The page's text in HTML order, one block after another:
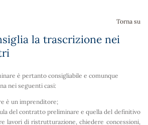
Torna su
la trascrizione nei
è pertanto consigliabile e comunque
nei seguenti casi:
è un imprenditore;
del contratto preliminare e quella del definitivo
lavori di ristrutturazione, chiedere concessioni,